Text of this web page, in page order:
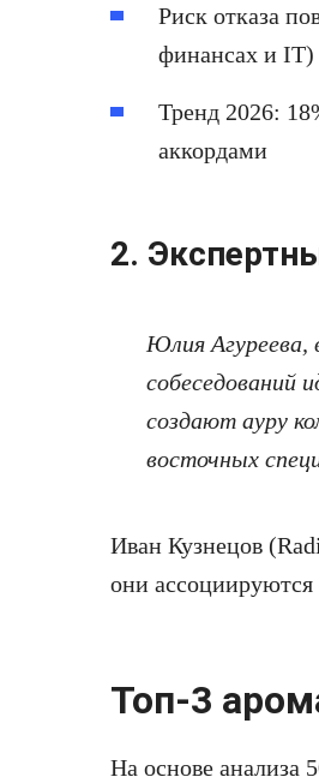
Риск отказа
финансах и IT)
Тренд 2026:
аккордами
2.
Юлия Агуреева,
собеседований
создают ауру
восточных
Иван Кузнецов
они
Топ-3
На основе анализа